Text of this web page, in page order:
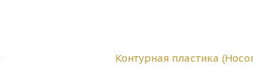
Контурная пластика